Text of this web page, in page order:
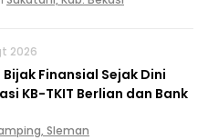
2026
Finansial Sejak Dini
KB-TKIT Berlian dan Bank
Sleman